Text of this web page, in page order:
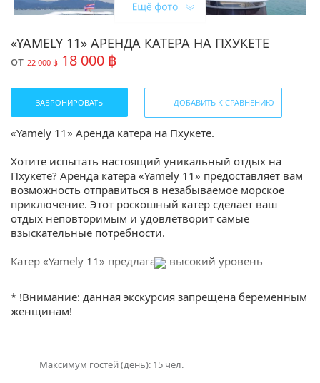
«YAMELY 11» АРЕНДА КАТЕРА НА ПХУКЕТЕ
от 22 000 ฿ 18 000 ฿
ЗАБРОНИРОВАТЬ ДОБАВИТЬ К СРАВНЕНИЮ
«Yamely 11» Аренда катера на Пхукете.
Хотите испытать настоящий уникальный отдых на
Пхукете? Аренда катера «Yamely 11» предоставляет вам
возможность отправиться в незабываемое морское
приключение. Этот роскошный катер сделает ваш
отдых неповторимым и удовлетворит самые
взыскательные потребности.
Катер «Yamely 11» предлагает высокий уровень
ваше путешествие незабываемым. С внимательным
экипажем, состоящим из опытных профессионалов,
даже самое смелое желание будет выполнено. Вы
бухты и острова вокруг Пхукета. Погрузитесь в чистые
* !Внимание: данная экскурсия запрещена беременным
женщинам!
Максимум гостей (день): 15 чел.